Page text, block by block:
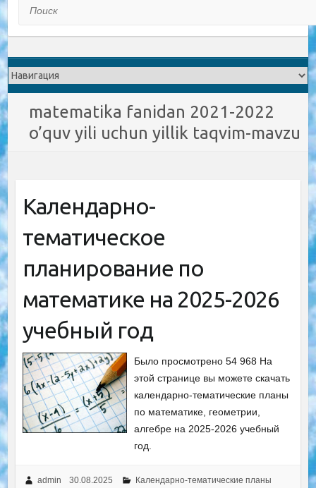
matematika fanidan 2021-2022
o’quv yili uchun yillik taqvim-mavzu
Календарно-
тематическое
планирование по
математике на 2025-2026
учебный год
Было просмотрено 54 968 На
этой странице вы можете скачать
календарно-тематические планы
по математике, геометрии,
алгебре на 2025-2026 учебный
год.
admin 30.08.2025
Календарно-тематические планы